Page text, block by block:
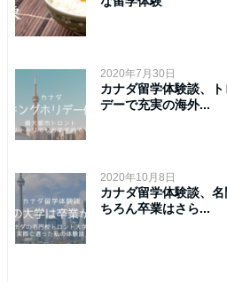
2020年7月30日
カナダ留学体験談、
デーで充実の海外...
2020年10月8日
カナダ留学体験談、
ちろん卒業はさら...